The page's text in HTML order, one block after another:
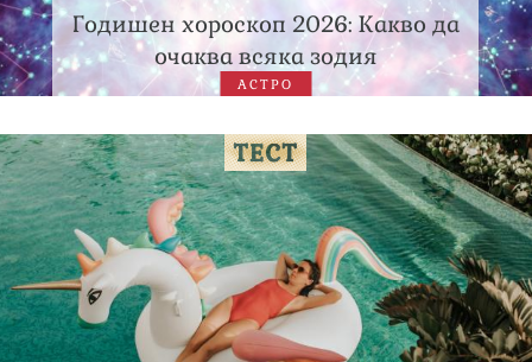
Годишен хороскоп 2026: Какво да
очаква всяка зодия
АСТРО